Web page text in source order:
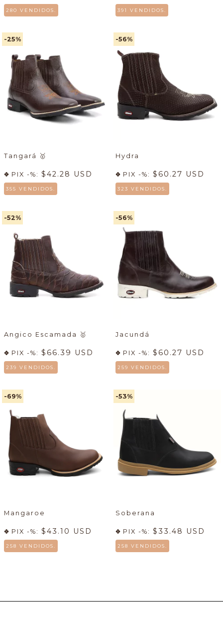
280 VENDIDOS. 391 VENDIDOS.
-25%
Tangará 🥇
PIX -%: $42.28 USD
355 VENDIDOS.
-56%
Hydra
PIX -%: $60.27 USD
323 VENDIDOS.
-52%
Angico Escamada 🥇
PIX -%: $66.39 USD
239 VENDIDOS.
-56%
Jacundá
PIX -%: $60.27 USD
259 VENDIDOS.
-69%
Mangaroe
PIX -%: $43.10 USD
258 VENDIDOS.
-53%
Soberana
PIX -%: $33.48 USD
258 VENDIDOS.